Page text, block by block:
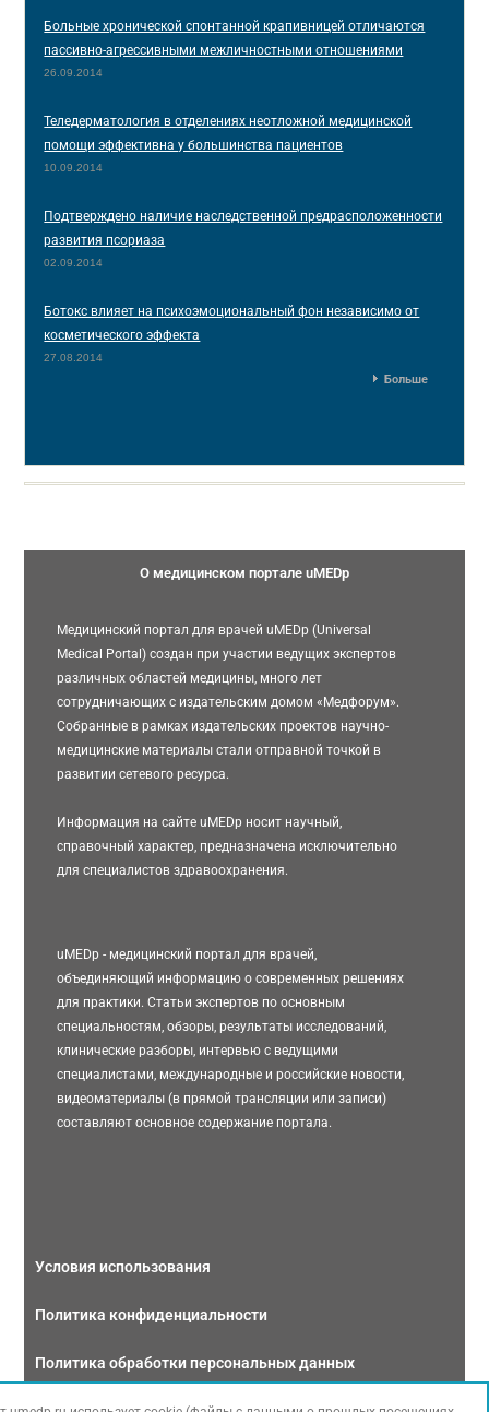
Больные хронической спонтанной крапивницей отличаются
пассивно-агрессивными межличностными отношениями
26.09.2014
Теледерматология в отделениях неотложной медицинской
помощи эффективна у большинства пациентов
10.09.2014
Подтверждено наличие наследственной предрасположенности
развития псориаза
02.09.2014
Ботокс влияет на психоэмоциональный фон независимо от
косметического эффекта
27.08.2014
Больше
О медицинском портале uMEDp
Медицинский портал для врачей uMEDp (Universal
Medical Portal) создан при участии ведущих экспертов
различных областей медицины, много лет
сотрудничающих с издательским домом «Медфорум».
Собранные в рамках издательских проектов научно-
медицинские материалы стали отправной точкой в
развитии сетевого ресурса.
Информация на сайте uMEDp носит научный,
справочный характер, предназначена исключительно
для специалистов здравоохранения.
uMEDp - медицинский портал для врачей,
объединяющий информацию о современных решениях
для практики. Статьи экспертов по основным
специальностям, обзоры, результаты исследований,
клинические разборы, интервью с ведущими
специалистами, международные и российские новости,
видеоматериалы (в прямой трансляции или записи)
составляют основное содержание портала.
Условия использования
Политика конфиденциальности
Политика обработки персональных данных